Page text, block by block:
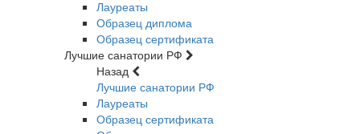
Лауреаты
Образец диплома
Образец сертификата
Лучшие санатории РФ
Назад
Лучшие санатории РФ
Лауреаты
Образец сертификата